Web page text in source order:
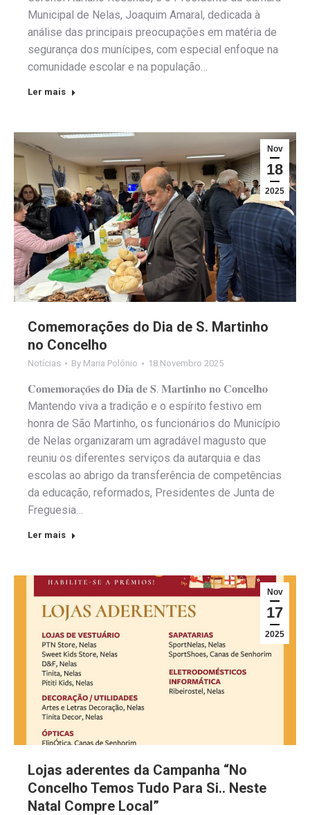
Municipal de Nelas, Joaquim Amaral, dedicada à
análise das principais preocupações em matéria de
segurança dos munícipes, com especial enfoque na
comunidade escolar e na população…
Ler mais
Nov
18
2025
Comemorações do Dia de S. Martinho
no Concelho
Notícias By Maria Polónio 18 Novembro 2025
𝐂𝐨𝐦𝐞𝐦𝐨𝐫𝐚𝐜̧𝐨̃𝐞𝐬 𝐝𝐨 𝐃𝐢𝐚 𝐝𝐞 𝐒. 𝐌𝐚𝐫𝐭𝐢𝐧𝐡𝐨 𝐧𝐨 𝐂𝐨𝐧𝐜𝐞𝐥𝐡𝐨
Mantendo viva a tradição e o espírito festivo em
honra de São Martinho, os funcionários do Município
de Nelas organizaram um agradável magusto que
reuniu os diferentes serviços da autarquia e das
escolas ao abrigo da transferência de competências
da educação, reformados, Presidentes de Junta de
Freguesia…
Ler mais
Nov
17
2025
Lojas aderentes da Campanha “No
Concelho Temos Tudo Para Si.. Neste
Natal Compre Local”